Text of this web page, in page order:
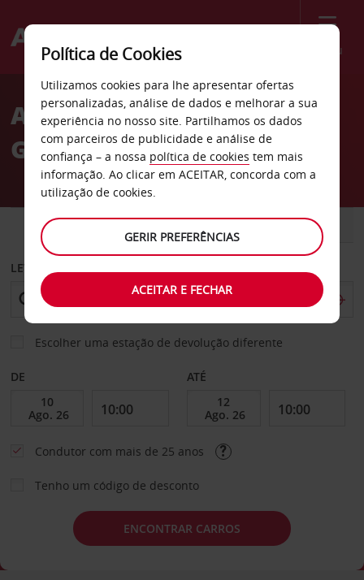
Menu
Welcome
AvisAluguer de carros La
Gomera
CARRO COMERCIAIS
LEVANTAR EM
Escolher uma estação de devolução diferente
DE ATÉ
Condutor com mais de 25 anos
Tenho um código de desconto
ENCONTRAR CARROS
Política de Cookies
Utilizamos cookies para lhe apresentar ofertas
personalizadas, análise de dados e melhorar a sua
experiência no nosso site. Partilhamos os dados
com parceiros de publicidade e análise de
confiança – a nossa política de cookies tem mais
informação. Ao clicar em ACEITAR, concorda com a
utilização de cookies.
GERIR PREFERÊNCIAS
ACEITAR E FECHAR